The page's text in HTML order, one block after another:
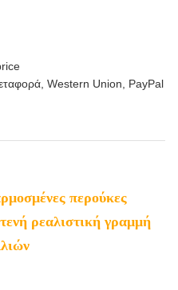
Western Union, PayPal
περούκες
ρεαλιστική γραμμή